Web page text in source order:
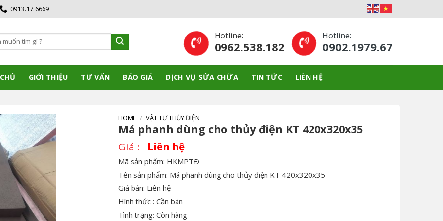
0913.17.6669
Hotline:
0962.538.182
Hotline:
0902.1979.67
GIỚI THIỆU TƯ VẤN BÁO GIÁ DỊCH VỤ SỬA CHỮA TIN TỨC LIÊN HỆ
HOME / VẬT TƯ THỦY ĐIỆN
Má phanh dùng cho thủy điện KT 420x320x35
Liên hệ
Mã sản phẩm: HKMPTÐ
Tên sản phẩm: Má phanh dùng cho thủy điện KT 420x320x35
Giá bán: Liên hệ
Hình thức : Cần bán
Tình trạng: Còn hàng